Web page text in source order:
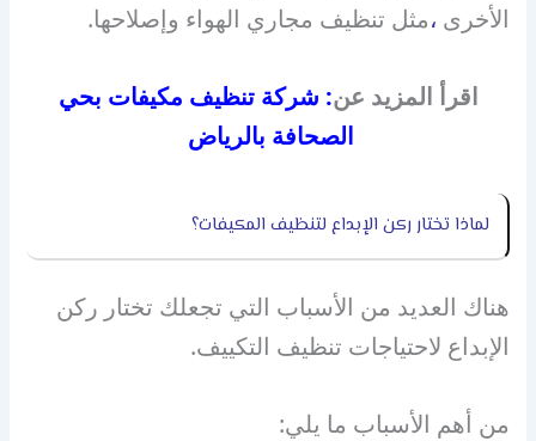
الأخرى ،مثل تنظيف مجاري الهواء وإصلاحها.
اقرأ المزيد عن: شركة تنظيف مكيفات بحي
الصحافة بالرياض
لماذا تختار ركن الإبداع لتنظيف المكيفات؟
هناك العديد من الأسباب التي تجعلك تختار ركن
الإبداع لاحتياجات تنظيف التكييف.
من أهم الأسباب ما يلي: